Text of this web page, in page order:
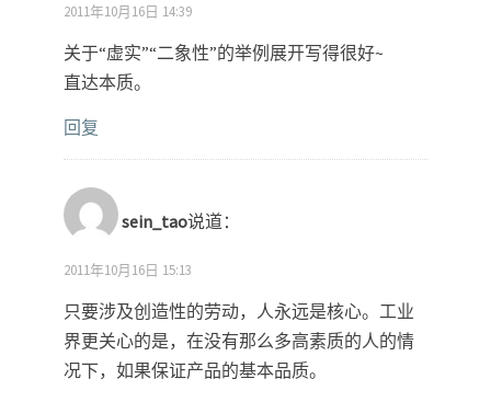
2011年10月16日 14:39
关于“虚实”“二象性”的举例展开写得很好~
直达本质。
回复
sein_tao说道：
2011年10月16日 15:13
只要涉及创造性的劳动，人永远是核心。工业
界更关心的是，在没有那么多高素质的人的情
况下，如果保证产品的基本品质。